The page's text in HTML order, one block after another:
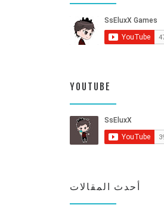
YOUTUBE
أحدث المقالات